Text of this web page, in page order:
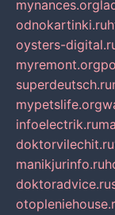
mynances.org
odnokartinki.ru
oysters-
myremont.org
superdeutsch.ru
mypetslife.org
infoelectrik.ru
doktorvilechit.ru
manikjurinfo.ru
doktoradvice.ru